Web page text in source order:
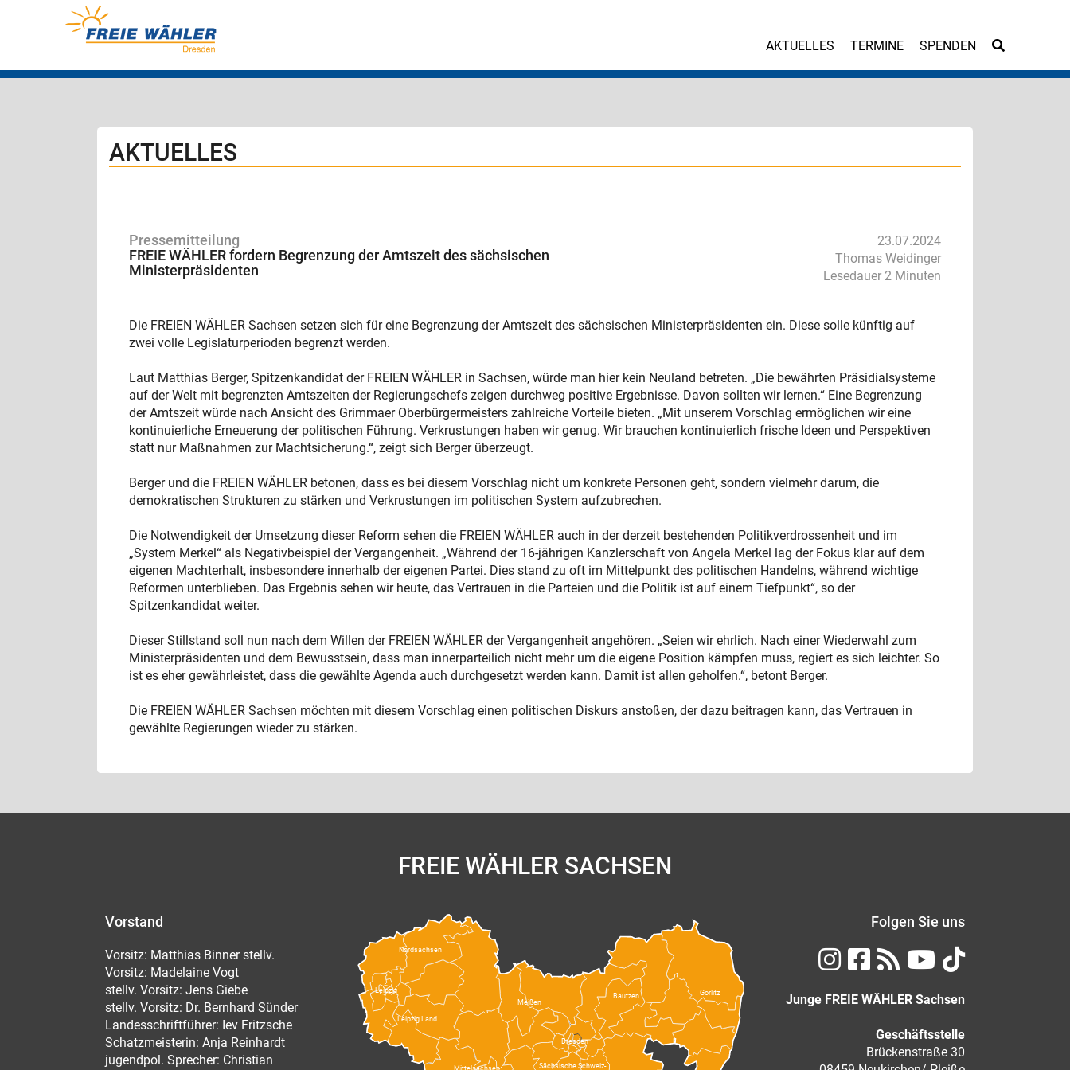
AKTUELLES TERMINE SPENDEN
AKTUELLES
Pressemitteilung
FREIE WÄHLER fordern Begrenzung der Amtszeit des sächsischen
Ministerpräsidenten
23.07.2024
Thomas Weidinger
Lesedauer 2 Minuten
Die FREIEN WÄHLER Sachsen setzen sich für eine Begrenzung der Amtszeit des sächsischen Ministerpräsidenten ein. Diese solle künftig auf
zwei volle Legislaturperioden begrenzt werden.
Laut Matthias Berger, Spitzenkandidat der FREIEN WÄHLER in Sachsen, würde man hier kein Neuland betreten. „Die bewährten Präsidialsysteme
auf der Welt mit begrenzten Amtszeiten der Regierungschefs zeigen durchweg positive Ergebnisse. Davon sollten wir lernen.“ Eine Begrenzung
der Amtszeit würde nach Ansicht des Grimmaer Oberbürgermeisters zahlreiche Vorteile bieten. „Mit unserem Vorschlag ermöglichen wir eine
kontinuierliche Erneuerung der politischen Führung. Verkrustungen haben wir genug. Wir brauchen kontinuierlich frische Ideen und Perspektiven
statt nur Maßnahmen zur Machtsicherung.“, zeigt sich Berger überzeugt.
Berger und die FREIEN WÄHLER betonen, dass es bei diesem Vorschlag nicht um konkrete Personen geht, sondern vielmehr darum, die
demokratischen Strukturen zu stärken und Verkrustungen im politischen System aufzubrechen.
Die Notwendigkeit der Umsetzung dieser Reform sehen die FREIEN WÄHLER auch in der derzeit bestehenden Politikverdrossenheit und im
„System Merkel“ als Negativbeispiel der Vergangenheit. „Während der 16-jährigen Kanzlerschaft von Angela Merkel lag der Fokus klar auf dem
eigenen Machterhalt, insbesondere innerhalb der eigenen Partei. Dies stand zu oft im Mittelpunkt des politischen Handelns, während wichtige
Reformen unterblieben. Das Ergebnis sehen wir heute, das Vertrauen in die Parteien und die Politik ist auf einem Tiefpunkt“, so der
Spitzenkandidat weiter.
Dieser Stillstand soll nun nach dem Willen der FREIEN WÄHLER der Vergangenheit angehören. „Seien wir ehrlich. Nach einer Wiederwahl zum
Ministerpräsidenten und dem Bewusstsein, dass man innerparteilich nicht mehr um die eigene Position kämpfen muss, regiert es sich leichter. So
ist es eher gewährleistet, dass die gewählte Agenda auch durchgesetzt werden kann. Damit ist allen geholfen.“, betont Berger.
Die FREIEN WÄHLER Sachsen möchten mit diesem Vorschlag einen politischen Diskurs anstoßen, der dazu beitragen kann, das Vertrauen in
gewählte Regierungen wieder zu stärken.
FREIE WÄHLER SACHSEN
Vorstand
Vorsitz: Matthias Binner stellv.
Vorsitz: Madelaine Vogt
stellv. Vorsitz: Jens Giebe
stellv. Vorsitz: Dr. Bernhard Sünder
Landesschriftführer: Iev Fritzsche
Schatzmeisterin: Anja Reinhardt
jugendpol. Sprecher: Christian
Bautzen Görlitz
Leipzig
Leipzig Land
Meißen
Mittelsachsen
Nordsachsen
Sächsische Schweiz-
Dresden
Folgen Sie uns
Junge FREIE WÄHLER Sachsen
Geschäftsstelle
Brückenstraße 30